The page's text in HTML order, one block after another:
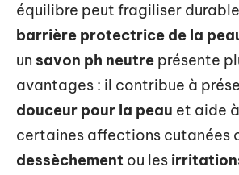
équilibre peut fragiliser
barrière protectrice de la
un savon ph neutre présente
avantages : il contribue à
douceur pour la peau et aide
certaines affections cutanées
dessèchement ou les